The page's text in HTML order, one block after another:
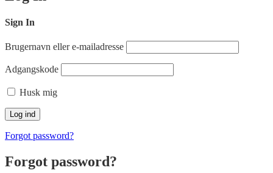
Sign In
Brugernavn eller e-mailadresse
Adgangskode
Husk mig
Forgot password?
Forgot password?